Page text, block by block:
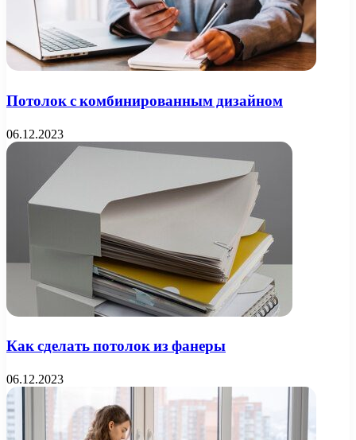
Потолок с комбинированным дизайном
06.12.2023
Как сделать потолок из фанеры
06.12.2023